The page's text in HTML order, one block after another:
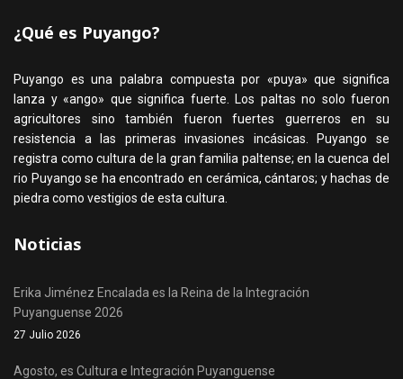
¿Qué es Puyango?
Puyango es una palabra compuesta por «puya» que significa
lanza y «ango» que significa fuerte. Los paltas no solo fueron
agricultores sino también fueron fuertes guerreros en su
resistencia a las primeras invasiones incásicas. Puyango se
registra como cultura de la gran familia paltense; en la cuenca del
rio Puyango se ha encontrado en cerámica, cántaros; y hachas de
piedra como vestigios de esta cultura.
Noticias
Erika Jiménez Encalada es la Reina de la Integración
Puyanguense 2026
27 Julio 2026
Agosto, es Cultura e Integración Puyanguense